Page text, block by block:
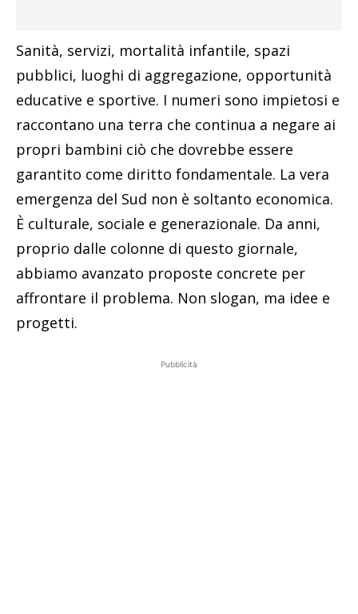
Sanità, servizi, mortalità infantile, spazi
pubblici, luoghi di aggregazione, opportunità
educative e sportive. I numeri sono impietosi e
raccontano una terra che continua a negare ai
propri bambini ciò che dovrebbe essere
garantito come diritto fondamentale. La vera
emergenza del Sud non è soltanto economica.
È culturale, sociale e generazionale. Da anni,
proprio dalle colonne di questo giornale,
abbiamo avanzato proposte concrete per
affrontare il problema. Non slogan, ma idee e
progetti.
Pubblicità